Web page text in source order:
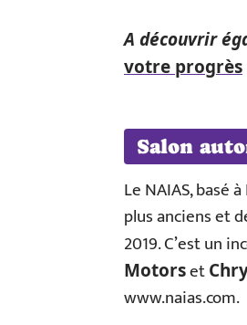
A découvrir
votre progrès
Salon
Le NAIAS, basé
plus anciens et
2019. C’est un
Motorset
www.naias.com.